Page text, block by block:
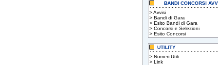
BANDI CONCORSI
>Avvisi
> Bandi di Gara
> Esito Bandi di Gara
> Concorsi e Selezioni
> Esito Concorsi
UTILITY
> Numeri Utili
> Link